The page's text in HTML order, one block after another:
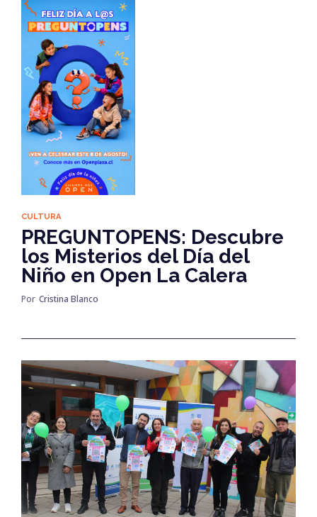
CULTURA
PREGUNTOPENS: Descubre
los Misterios del Día del
Niño en Open La Calera
Por Cristina Blanco